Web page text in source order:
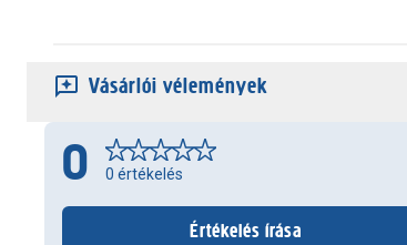
Vásárlói vélemények
0 0 értékelés
Értékelés írása